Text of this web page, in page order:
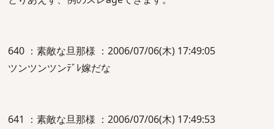
640 ：素敵な旦那様 ：2006/07/06(木) 17:49:05
ツンツンツンﾃﾞﾚ嫁だな
641 ：素敵な旦那様 ：2006/07/06(木) 17:49:53